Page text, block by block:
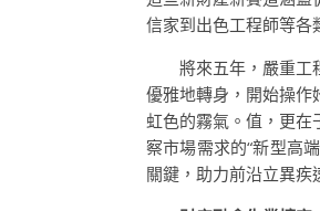
信家到出色工程師等各
將來五年，嚴重工
優雅地轉身，開始操
虹色的霧氣。值，更
察市場需求的“新型高
關鍵，助力前沿立異疾